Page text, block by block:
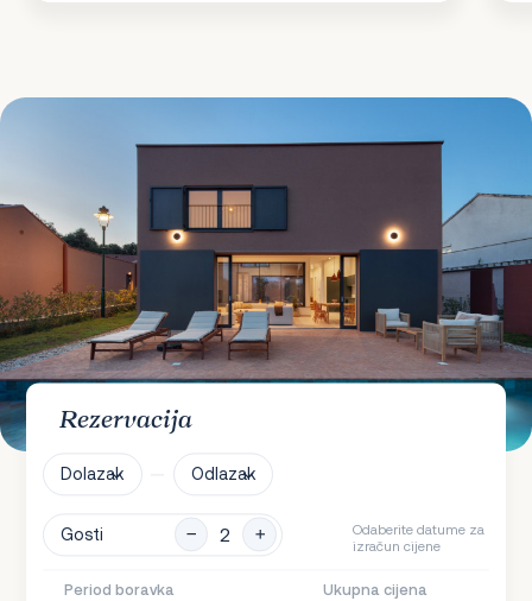
Rezervacija
Dolazak Odlazak
Gosti
Odaberite datume za
izračun cijene
Period boravka Ukupna cijena